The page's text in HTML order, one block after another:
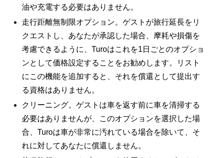
油や充電する必要はありません。
走行距離無制限オプション。ゲストが旅行延長をリ
クエストし、あなたが承認した場合、摩耗や損傷を
考慮できるように、Turoはこれを1日ごとのオプショ
ンとして価格設定することをお勧めします。リスト
にこの機能を追加すると、それを償還として提出す
る資格はありません。
クリーニング。ゲストは車を返す前に車を清掃する
必要はありませんが、このオプションを選択した場
合、Turoは車が非常に汚れている場合を除いて、そ
れに対してあなたに償還しません。